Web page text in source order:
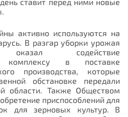
активно используются на
В разгар уборки урожая
оказал содействие
комплексу в поставке
производства, которые
обстановке передали
области. Также Обществом
приспособлений для
для зерновых культур. В